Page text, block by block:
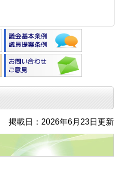
掲載日：2026年6月23日更新